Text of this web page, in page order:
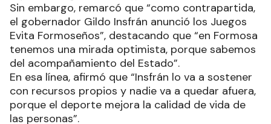
Sin embargo, remarcó que “como contrapartida,
el gobernador Gildo Insfrán anunció los Juegos
Evita Formoseños”, destacando que “en Formosa
tenemos una mirada optimista, porque sabemos
del acompañamiento del Estado”.
En esa línea, afirmó que “Insfrán lo va a sostener
con recursos propios y nadie va a quedar afuera,
porque el deporte mejora la calidad de vida de
las personas”.